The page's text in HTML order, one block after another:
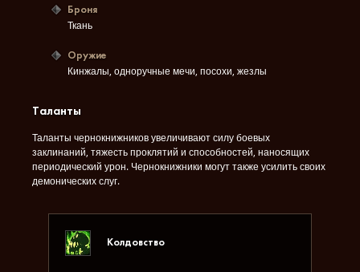
Броня
Ткань
Оружие
Кинжалы, одноручные мечи, посохи, жезлы
Таланты
Таланты чернокнижников увеличивают силу боевых
заклинаний, тяжесть проклятий и способностей, наносящих
периодический урон. Чернокнижники могут также усилить своих
демонических слуг.
Колдовство